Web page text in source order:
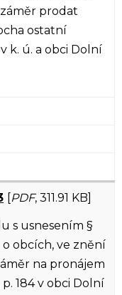
prodat
ostatní
k. ú. a obci Dolní
PDF, 311.91 KB]
s usnesením §
o obcích, ve znění
na pronájem
184 v obci Dolní